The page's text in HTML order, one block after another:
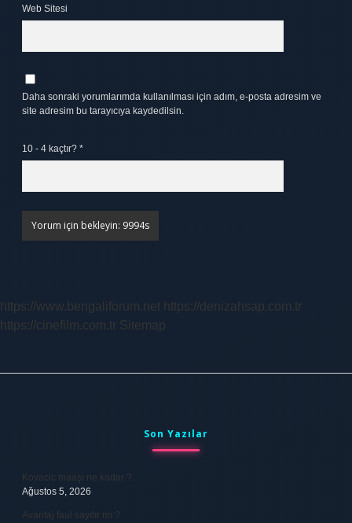
Web Sitesi
Daha sonraki yorumlarımda kullanılması için adım, e-posta adresim ve
site adresim bu tarayıcıya kaydedilsin.
10 - 4 kaçtır? *
https://www.bengaliforum.net https://denizahsap.com.tr
https://cinefilm.com.tr Sitemap
Son Yazılar
Kovacic maaşı ne kadar ?
Ağustos 5, 2026
Avantaj faul sayılır mı ?